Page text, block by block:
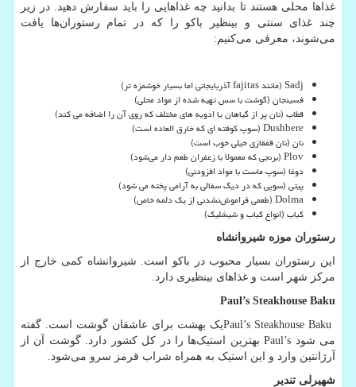
غذاها محلی هستند تا بدانید چه غذاهایی را باید سفارش دهید. در زیر
چند غذای سنتی و بینظیر باکو را که در تمام رستوران‌ها یافت
می‌شوند، معرفی می‌کنیم:
Sadj(مانندfajitasآذربایجانی اما بسیار خوشمزه تر)
فسینجان (گوشت با سس تهیه شده از مواد محلی)
قطاب (نان پر از گیاهان یا ادویه های مختلف که روی آن را اضافه می کند)
Dushbere(سوپ کوفته ای که خارق العاده است)
نان (نان قفقازی خیلی خوب است)
Plov(برنجی که معمولا با زعفران طعم دار می‌شود)
دوغا (سوپ ماست با مواد افزودنی)
پیتی (سوپی که در دیگ سفالی به آرامی پخته می شود)
Dolma(طعمی فراموش‌نشدنی از یک دلمه خاص)
کباب (انواع کباب و شیشلیک)
رستوران موزه شیروانشاه
این رستوران بسیار محبوب در باکو است. شیروانشاه کمی خارج از
مرکز شهر است و غذاهای بینظیری دارد.
Paul’s Steakhouse Baku
Paul’s Steakhouse Bakuیک بهشت ​​برای عاشقان گوشت است. گفته
می شود Paul’s بهترین استیک‌ها را در کل کشور دارد. گوشت آن از
آرژانتین وارد و این استیک به همراه شراب قرمز سرو می‌شود.
شهیرلی تندیر